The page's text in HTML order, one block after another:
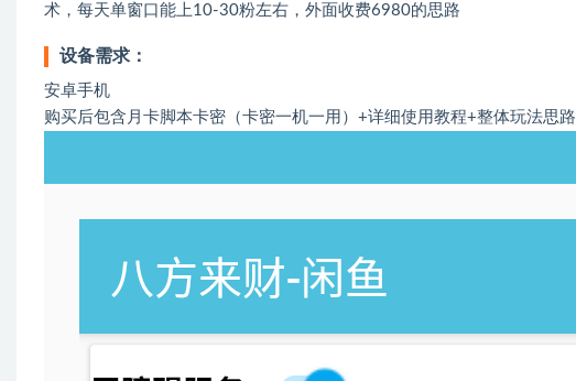
术，每天单窗口能上10-30粉左右，外面收费6980的思路
设备需求：
安卓手机
购买后包含月卡脚本卡密（卡密一机一用）+详细使用教程+整体玩法思路